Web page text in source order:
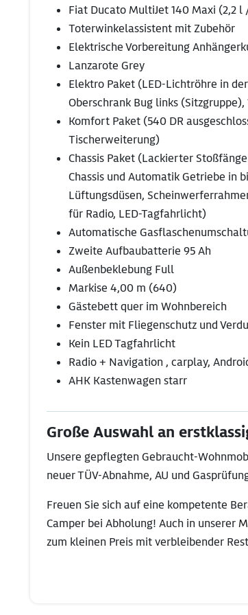
Fiat Ducato MultiJet 140 Maxi (2,2
Toterwinkelassistent mit Zubehör
Elektrische Vorbereitung
Lanzarote Grey
Elektro Paket (LED-Lichtröhre in
Oberschrank Bug links
Komfort Paket (540 DR
Tischerweiterung)
Chassis Paket (Lackierter
Chassis und Automatik Getriebe in
Lüftungsdüsen,
für Radio, LED-Tagfahrlicht)
Automatische
Zweite Aufbaubatterie 95 Ah
Außenbeklebung Full
Markise 4,00 m (640)
Gästebett quer im Wohnbereich
Fenster mit Fliegenschutz und
Kein LED Tagfahrlicht
Radio + Navigation , carplay,
AHK Kastenwagen starr
Große Auswahl an
Unsere gepflegten Gebraucht-
neuer TÜV-Abnahme, AU und
Freuen Sie sich auf eine kompetente
Camper bei Abholung! Auch in unserer
zum kleinen Preis mit verbleibender